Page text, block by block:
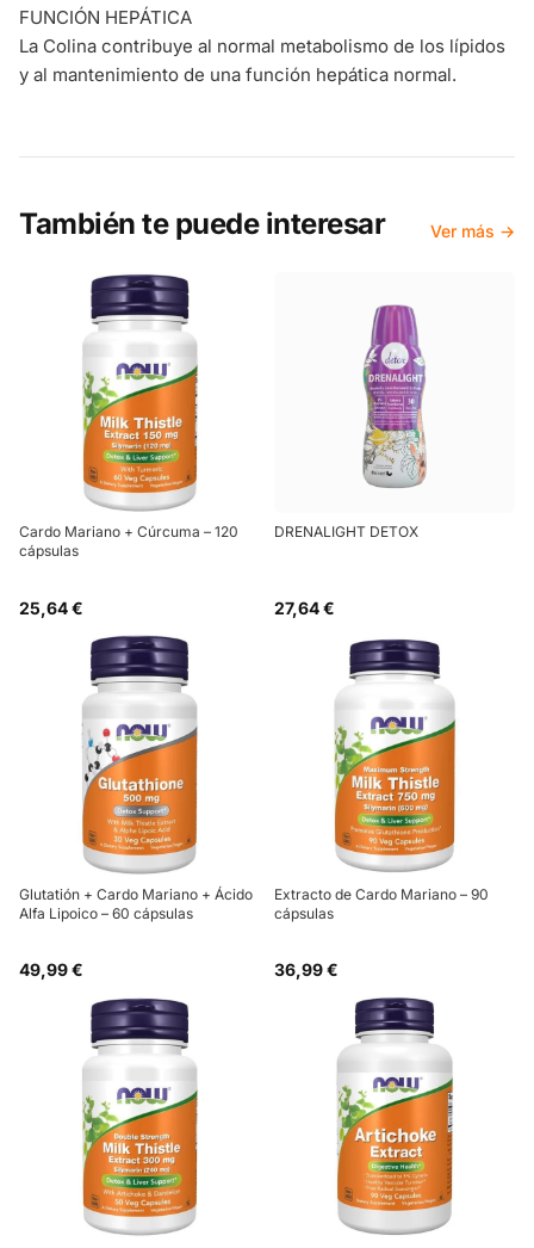
FUNCIÓN HEPÁTICA
La Colina contribuye al normal metabolismo de los lípidos
y al mantenimiento de una función hepática normal.
También te puede interesar Ver más →
Cardo Mariano + Cúrcuma – 120
cápsulas
25,64 €
DRENALIGHT DETOX
27,64 €
Glutatión + Cardo Mariano + Ácido
Alfa Lipoico – 60 cápsulas
49,99 €
Extracto de Cardo Mariano – 90
cápsulas
36,99 €